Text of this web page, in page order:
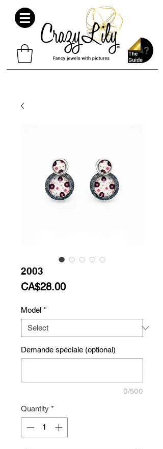
2003
CA$28.00Price
Model *
Demande spéciale (optional)
0/500
Quantity *